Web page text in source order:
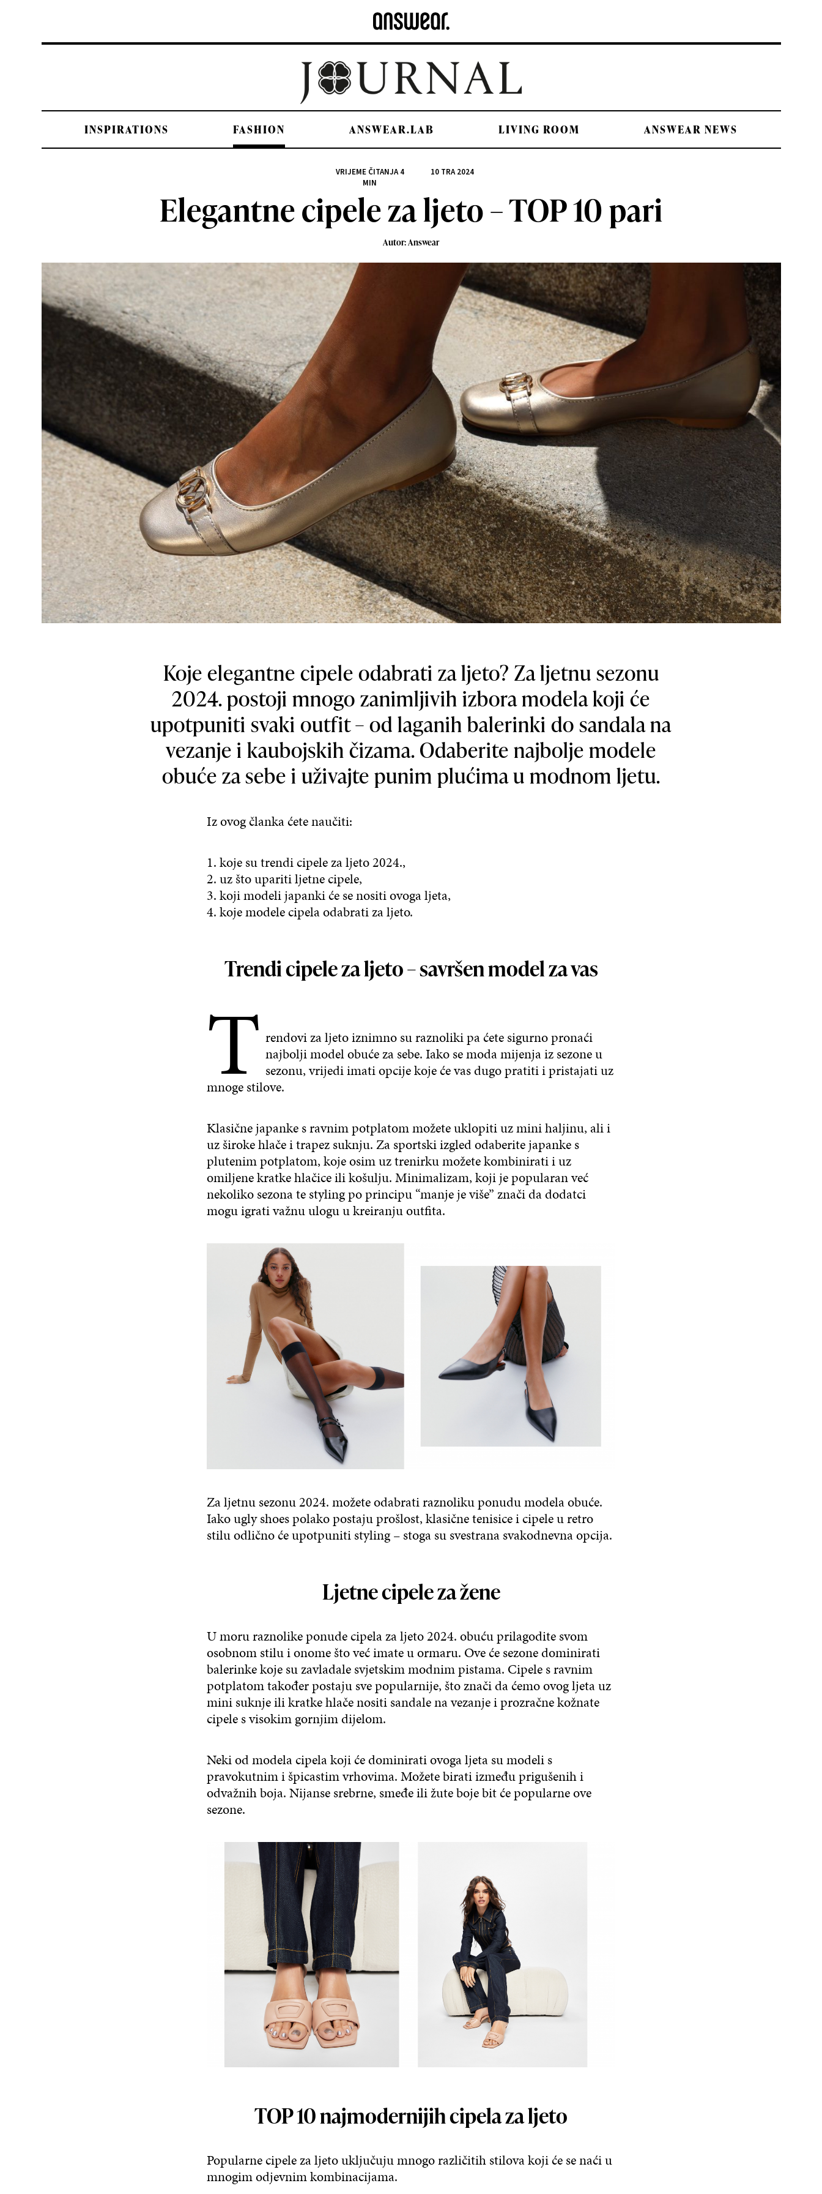
INSPIRATIONS FASHION ANSWEAR.LAB LIVING ROOM ANSWEAR NEWS
VRIJEME ČITANJA4
MIN
10 TRA 2024
Elegantne cipele za ljeto – TOP 10 pari
Autor: Answear
Koje elegantne cipele odabrati za ljeto? Za ljetnu sezonu
2024. postoji mnogo zanimljivih izbora modela koji će
upotpuniti svaki outfit – od laganih balerinki do sandala na
vezanje i kaubojskih čizama. Odaberite najbolje modele
obuće za sebe i uživajte punim plućima u modnom ljetu.
Iz ovog članka ćete naučiti:
1. koje su trendi cipele za ljeto 2024.,
2. uz što upariti ljetne cipele,
3. koji modeli japanki će se nositi ovoga ljeta,
4. koje modele cipela odabrati za ljeto.
Trendi cipele za ljeto – savršen model za vas
T rendovi za ljeto iznimno su raznoliki pa ćete sigurno pronaći
najbolji model obuće za sebe. Iako se moda mijenja iz sezone u
sezonu, vrijedi imati opcije koje će vas dugo pratiti i pristajati uz
mnoge stilove.
Klasične japanke s ravnim potplatom možete uklopiti uz mini haljinu, ali i
uz široke hlače i trapez suknju. Za sportski izgled odaberite japanke s
plutenim potplatom, koje osim uz trenirku možete kombinirati i uz
omiljene kratke hlačice ili košulju. Minimalizam, koji je popularan već
nekoliko sezona te styling po principu “manje je više” znači da dodatci
mogu igrati važnu ulogu u kreiranju outfita.
Za ljetnu sezonu 2024. možete odabrati raznoliku ponudu modela obuće.
Iako ugly shoes polako postaju prošlost, klasične tenisice i cipele u retro
stilu odlično će upotpuniti styling – stoga su svestrana svakodnevna opcija.
Ljetne cipele za žene
U moru raznolike ponude cipela za ljeto 2024. obuću prilagodite svom
osobnom stilu i onome što već imate u ormaru. Ove će sezone dominirati
balerinke koje su zavladale svjetskim modnim pistama. Cipele s ravnim
potplatom također postaju sve popularnije, što znači da ćemo ovog ljeta uz
mini suknje ili kratke hlače nositi sandale na vezanje i prozračne kožnate
cipele s visokim gornjim dijelom.
Neki od modela cipela koji će dominirati ovoga ljeta su modeli s
pravokutnim i špicastim vrhovima. Možete birati između prigušenih i
odvažnih boja. Nijanse srebrne, smeđe ili žute boje bit će popularne ove
sezone.
TOP 10 najmodernijih cipela za ljeto
Popularne cipele za ljeto uključuju mnogo različitih stilova koji će se naći u
mnogim odjevnim kombinacijama.